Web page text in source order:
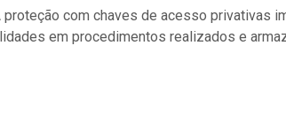
com chaves de acesso privativas
em procedimentos realizados e